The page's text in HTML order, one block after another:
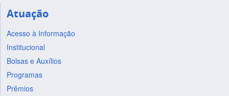
Atuação
Acesso à Informação
Institucional
Bolsas e Auxílios
Programas
Prêmios